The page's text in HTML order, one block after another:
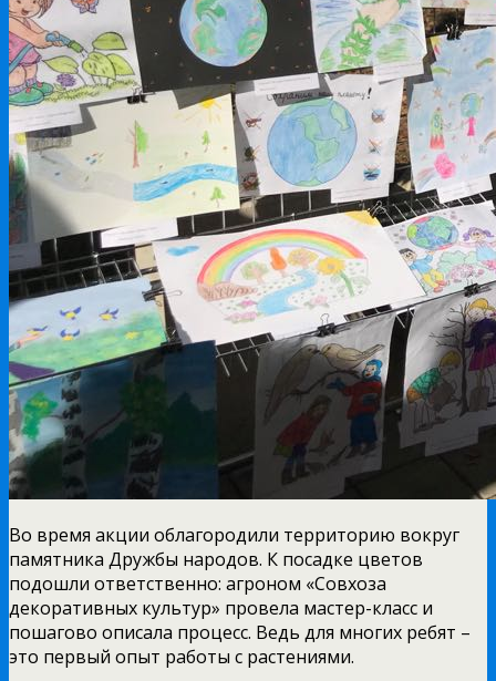
Во время акции облагородили территорию вокруг
памятника Дружбы народов. К посадке цветов
подошли ответственно: агроном «Совхоза
декоративных культур» провела мастер-класс и
пошагово описала процесс. Ведь для многих ребят –
это первый опыт работы с растениями.